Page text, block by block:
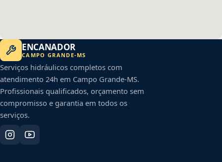
ENCANADOR
CAMPO GRANDE-MS
Serviços hidráulicos completos com
atendimento 24h em Campo Grande-MS.
Profissionais qualificados, orçamento sem
compromisso e garantia em todos os
serviços.